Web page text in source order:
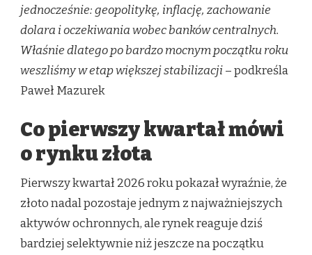
jednocześnie: geopolitykę, inflację, zachowanie
dolara i oczekiwania wobec banków centralnych.
Właśnie dlatego po bardzo mocnym początku roku
weszliśmy w etap większej stabilizacji– podkreśla
Paweł Mazurek
Co pierwszy kwartał mówi
o rynku złota
Pierwszy kwartał 2026 roku pokazał wyraźnie, że
złoto nadal pozostaje jednym z najważniejszych
aktywów ochronnych, ale rynek reaguje dziś
bardziej selektywnie niż jeszcze na początku